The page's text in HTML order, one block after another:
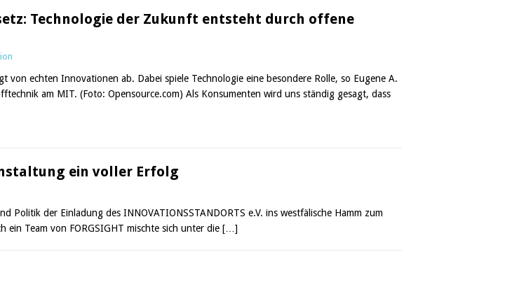
Technologie der Zukunft entsteht durch offene
von echten Innovationen ab. Dabei spiele Technologie eine besondere Rolle, so Eugene A.
am MIT. (Foto: Opensource.com) Als Konsumenten wird uns ständig gesagt, dass
ein voller Erfolg
der Einladung des INNOVATIONSSTANDORTS e.V. ins westfälische Hamm zum
ein Team von FORGSIGHT mischte sich unter die […]